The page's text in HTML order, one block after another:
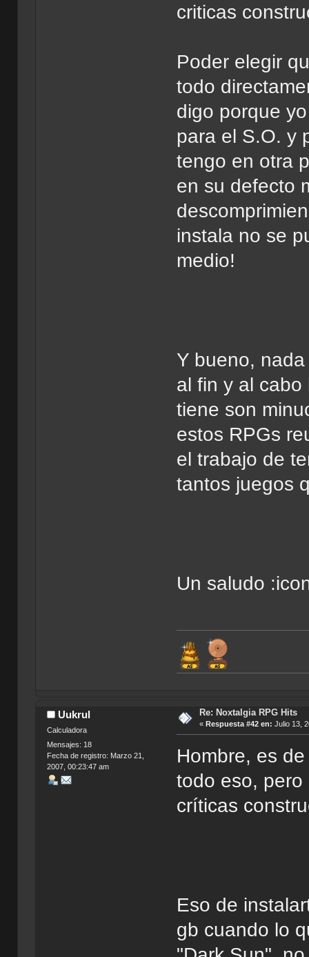
criticas
Poder elegir
todo
digo porque
para el S.O. y
tengo en otra
en su defecto
instala no se
medio!
Y bueno,
al fin y al
tiene son
estos RPGs
el trabajo de
tantos juegos
Un saludo
Uukrul
Calculadora
Mensajes: 18
Fecha de registro: Marzo 21,
2007, 00:23:47 am
Re: Noxtalgia RPG Hits
« Respuesta #42 en: Julio 13,
Hombre, es
todo eso,
críticas
Eso de
gb cuando lo